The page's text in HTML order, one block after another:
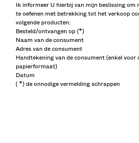
Ik informeer U hierbij van mijn beslissing
te oefenen met betrekking tot het verkoop
volgende producten:
Besteld/ontvangen op (*)
Naam van de consument
Adres van de consument
Handtekening van de consument (enkel voor
papierformaat)
Datum
( *) de onnodige vermelding schrappen